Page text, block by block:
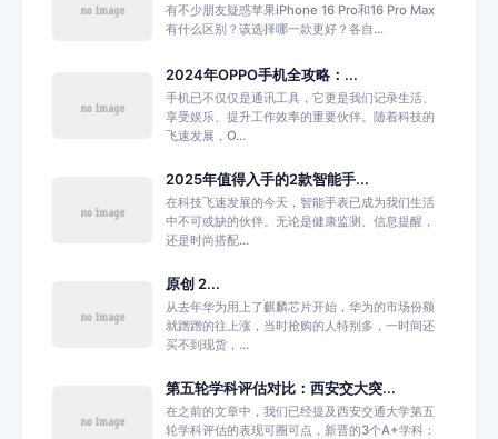
有不少朋友疑惑苹果iPhone 16 Pro和16 Pro Max
有什么区别？该选择哪一款更好？各自...
2024年OPPO手机全攻略：...
手机已不仅仅是通讯工具，它更是我们记录生活、
享受娱乐、提升工作效率的重要伙伴。随着科技的
飞速发展，O...
2025年值得入手的2款智能手...
在科技飞速发展的今天，智能手表已成为我们生活
中不可或缺的伙伴。无论是健康监测、信息提醒，
还是时尚搭配...
原创 2...
从去年华为用上了麒麟芯片开始，华为的市场份额
就蹭蹭的往上涨，当时抢购的人特别多，一时间还
买不到现货，...
第五轮学科评估对比：西安交大突...
在之前的文章中，我们已经提及西安交通大学第五
轮学科评估的表现可圈可点，新晋的3个A+学科：